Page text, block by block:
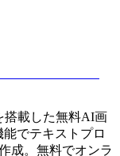
搭載した無料AI画
能でテキストプロ
成。無料でオンラ